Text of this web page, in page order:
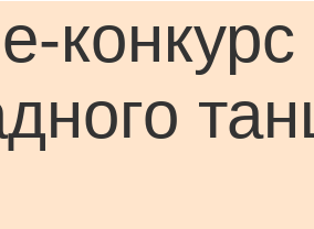
конкурс